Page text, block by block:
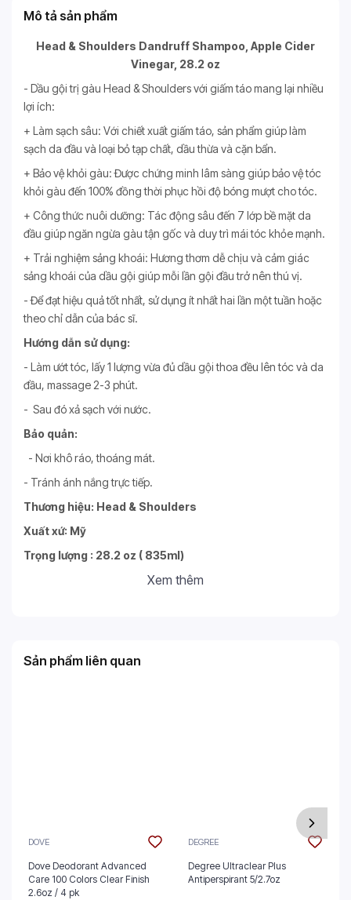
Mô tả sản phẩm
Head & Shoulders Dandruff Shampoo, Apple Cider
Vinegar, 28.2 oz
- Dầu gội trị gàu Head & Shoulders với giấm táo mang lại nhiều
lợi ích:
+ Làm sạch sâu: Với chiết xuất giấm táo, sản phẩm giúp làm
sạch da đầu và loại bỏ tạp chất, dầu thừa và cặn bẩn.
+ Bảo vệ khỏi gàu: Được chứng minh lâm sàng giúp bảo vệ tóc
khỏi gàu đến 100% đồng thời phục hồi độ bóng mượt cho tóc.
+ Công thức nuôi dưỡng: Tác động sâu đến 7 lớp bề mặt da
đầu giúp ngăn ngừa gàu tận gốc và duy trì mái tóc khỏe mạnh.
+ Trải nghiệm sảng khoái: Hương thơm dễ chịu và cảm giác
sảng khoái của dầu gội giúp mỗi lần gội đầu trở nên thú vị.
- Để đạt hiệu quả tốt nhất, sử dụng ít nhất hai lần một tuần hoặc
theo chỉ dẫn của bác sĩ.
Hướng dẫn sử dụng:
- Làm ướt tóc, lấy 1 lượng vừa đủ dầu gội thoa đều lên tóc và da
đầu, massage 2-3 phút.
- Sau đó xả sạch với nước.
Bảo quản:
- Nơi khô ráo, thoáng mát.
- Tránh ánh nắng trực tiếp.
Thương hiệu: Head & Shoulders
Xuất xứ: Mỹ
Trọng lượng : 28.2 oz ( 835ml)
Xem thêm
Sản phẩm liên quan
DOVE
Dove Deodorant Advanced
Care 100 Colors Clear Finish
2.6oz / 4 pk
DEGREE
Degree Ultraclear Plus
Antiperspirant 5/2.7oz